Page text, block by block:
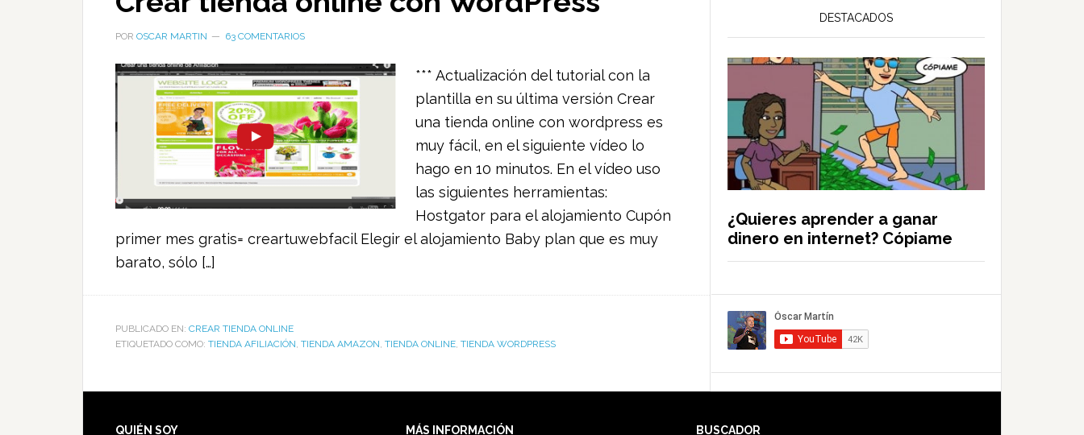
POR OSCAR MARTIN 63 COMENTARIOS
*** Actualización del tutorial con la
plantilla en su última versión Crear
una tienda online con wordpress es
muy fácil, en el siguiente vídeo lo
hago en 10 minutos. En el vídeo uso
las siguientes herramientas:
Hostgator para el alojamiento Cupón
primer mes gratis= creartuwebfacil Elegir el alojamiento Baby plan que es muy
barato, sólo […]
PUBLICADO EN: CREAR TIENDA ONLINE
ETIQUETADO COMO: TIENDA AFILIACIÓN, TIENDA AMAZON, TIENDA ONLINE, TIENDA WORDPRESS
DESTACADOS
¿Quieres aprender a ganar
dinero en internet? Cópiame
QUIÉN SOY MÁS INFORMACIÓN BUSCADOR